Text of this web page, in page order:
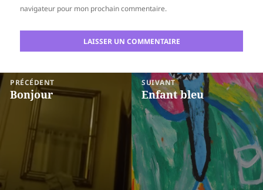
navigateur pour mon prochain commentaire.
Navigation
de
PRÉCÉDENT
Article
précédent :
Bonjour
SUIVANT
Article
suivant :
Enfant bleu